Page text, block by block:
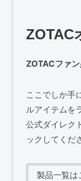
ZOTAC
ZOTACファン
ここでしか手
ルアイテムを
公式ダイレク
ックしてくだ
製品一覧は